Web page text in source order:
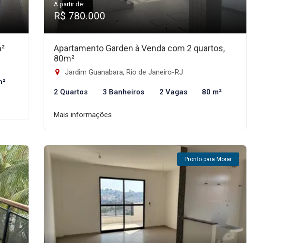
A partir de:
R$ 780.000
Apartamento Garden à Venda com 2 quartos,
80m²
Jardim Guanabara, Rio de Janeiro-RJ
2 Quartos 3 Banheiros 2 Vagas 80 m²
Mais informações
Pronto para Morar